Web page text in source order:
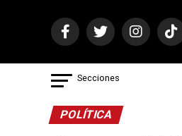
Secciones
POLÍTICA